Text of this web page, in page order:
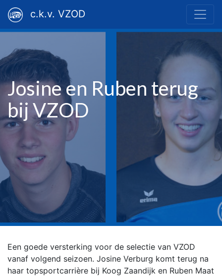
c.k.v. VZOD
Josine en Ruben terug
bij VZOD
Een goede versterking voor de selectie van VZOD
vanaf volgend seizoen. Josine Verburg komt terug na
haar topsportcarrière bij Koog Zaandijk en Ruben Maat